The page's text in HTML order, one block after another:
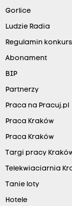
Gorlice
Ludzie Radia
Regulamin
Abonament
BIP
Partnerzy
Praca na Pracuj.pl
Praca Kraków
Praca Kraków
Targi pracy
Telekwiaciarnia
Tanie loty
Hotele